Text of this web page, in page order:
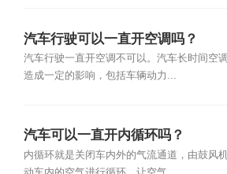
汽车行驶可以一直开空调吗？
汽车行驶一直开空调不可以。汽车长时间空
造成一定的影响，包括车辆动力...
汽车可以一直开内循环吗？
内循环就是关闭车内外的气流通道，由鼓风